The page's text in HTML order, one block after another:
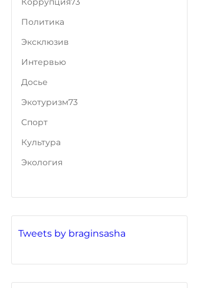
Tweets by braginsasha
Политика
Эксклюзив
Интервью
Досье
Экотуризм73
Cпорт
Культура
Экология